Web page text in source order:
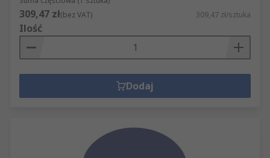
309,47 zł(bez VAT) 309,47 zł/sztuka
Ilość
Dodaj